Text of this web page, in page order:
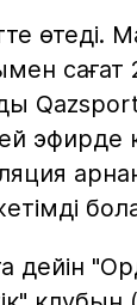
өтеді.
сағат
эфирде
дейін